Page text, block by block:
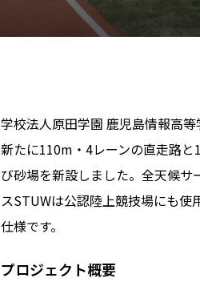
学校法人原田学園 鹿児島情報高
新たに110m・4レーンの直走路
び砂場を新設しました。全天候サ
スSTUWは公認陸上競技場にも使
仕様です。
プロジェクト概要